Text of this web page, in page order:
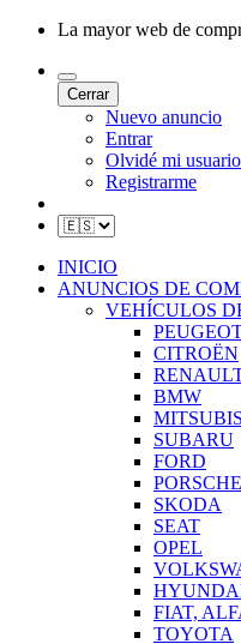
La mayor web de
Cerrar
Nuevo anuncio
Entrar
Olvidé mi
Registrarme
INICIO
ANUNCIOS DE
VEHÍCULOS
CITROËN
BMW
SUBARU
FORD
PORSCHE
SKODA
SEAT
OPEL
FIAT,
TOYOTA